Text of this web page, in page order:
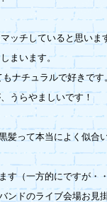
ッチしていると思いま
まいます。
ナチュラルで好きです
うらやましいです！
髪って本当によく似合
す（一方的にですが・
ンドのライブ会場お見